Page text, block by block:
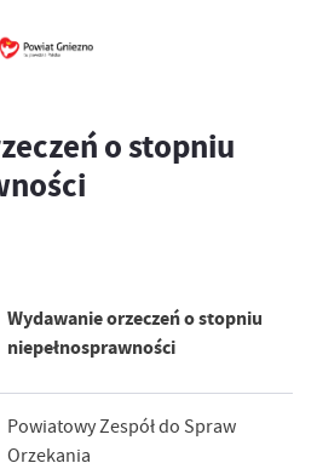
o stopniu
Wydawanie orzeczeń o stopniu
niepełnosprawności
Powiatowy Zespół do Spraw
Orzekania